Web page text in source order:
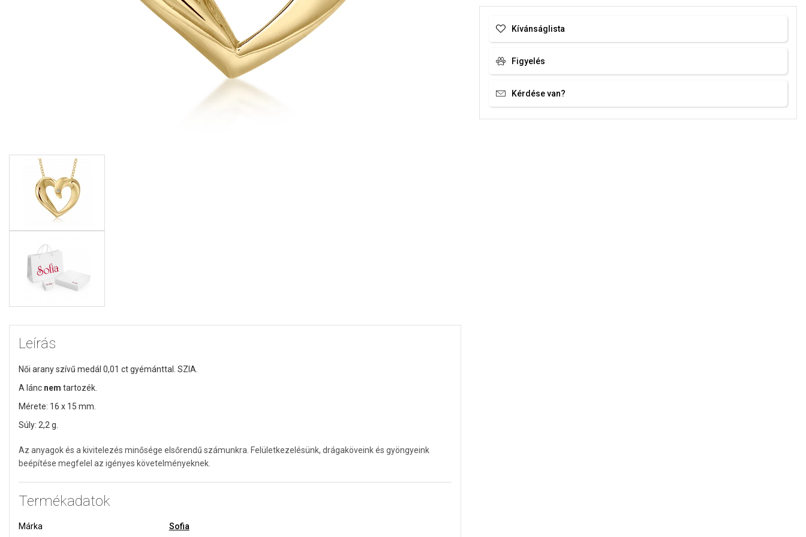
Leírás
Női arany szívű medál 0,01 ct gyémánttal. SZIA.
A lánc nem tartozék.
Mérete: 16 x 15 mm.
Súly: 2,2 g.
Az anyagok és a kivitelezés minősége elsőrendű számunkra. Felületkezelésünk, drágaköveink és gyöngyeink
beépítése megfelel az igényes követelményeknek.
Termékadatok
Márka Sofia
Kívánságlista
Figyelés
Kérdése van?